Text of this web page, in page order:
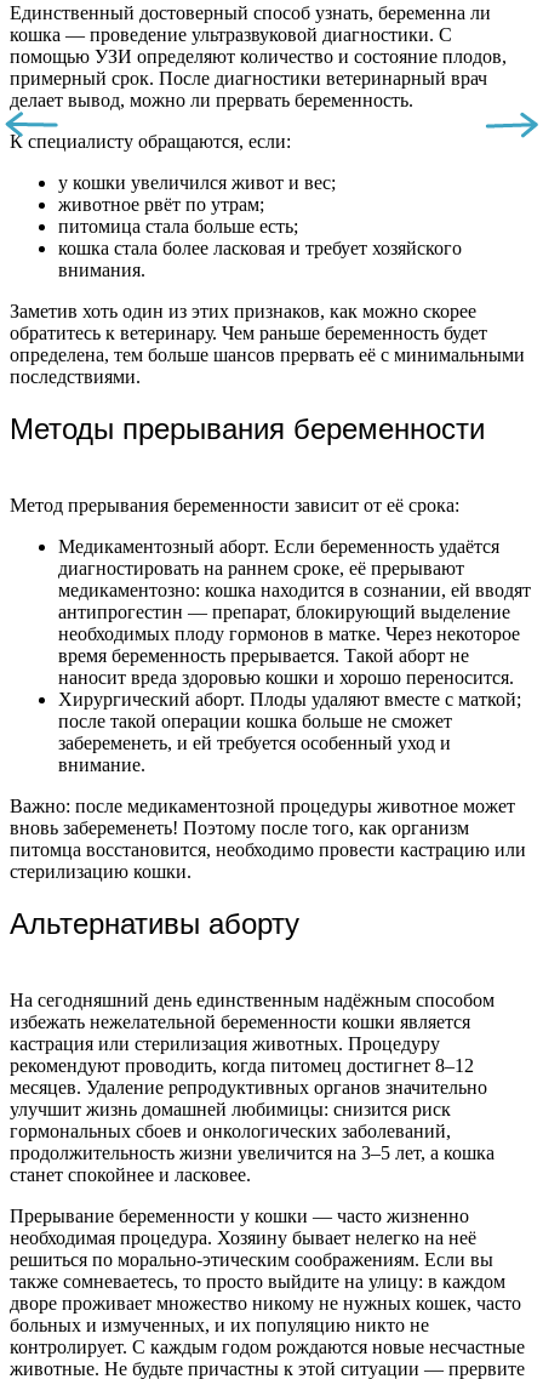
Единственный достоверный способ узнать, беременна ли
кошка — проведение ультразвуковой диагностики. С
помощью УЗИ определяют количество и состояние плодов,
примерный срок. После диагностики ветеринарный врач
делает вывод, можно ли прервать беременность.
К специалисту обращаются, если:
у кошки увеличился живот и вес;
животное рвёт по утрам;
питомица стала больше есть;
кошка стала более ласковая и требует хозяйского
внимания.
Заметив хоть один из этих признаков, как можно скорее
обратитесь к ветеринару. Чем раньше беременность будет
определена, тем больше шансов прервать её с минимальными
последствиями.
Методы прерывания беременности
Метод прерывания беременности зависит от её срока:
Медикаментозный аборт. Если беременность удаётся
диагностировать на раннем сроке, её прерывают
медикаментозно: кошка находится в сознании, ей вводят
антипрогестин — препарат, блокирующий выделение
необходимых плоду гормонов в матке. Через некоторое
время беременность прерывается. Такой аборт не
наносит вреда здоровью кошки и хорошо переносится.
Хирургический аборт. Плоды удаляют вместе с маткой;
после такой операции кошка больше не сможет
забеременеть, и ей требуется особенный уход и
внимание.
Важно: после медикаментозной процедуры животное может
вновь забеременеть! Поэтому после того, как организм
питомца восстановится, необходимо провести кастрацию или
стерилизацию кошки.
Альтернативы аборту
На сегодняшний день единственным надёжным способом
избежать нежелательной беременности кошки является
кастрация или стерилизация животных. Процедуру
рекомендуют проводить, когда питомец достигнет 8–12
месяцев. Удаление репродуктивных органов значительно
улучшит жизнь домашней любимицы: снизится риск
гормональных сбоев и онкологических заболеваний,
продолжительность жизни увеличится на 3–5 лет, а кошка
станет спокойнее и ласковее.
Прерывание беременности у кошки — часто жизненно
необходимая процедура. Хозяину бывает нелегко на неё
решиться по морально-этическим соображениям. Если вы
также сомневаетесь, то просто выйдите на улицу: в каждом
дворе проживает множество никому не нужных кошек, часто
больных и измученных, и их популяцию никто не
контролирует. С каждым годом рождаются новые несчастные
животные. Не будьте причастны к этой ситуации — прервите